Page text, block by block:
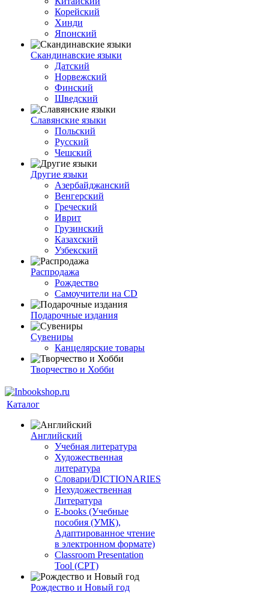
Корейский
Хинди
Японский
Скандинавские языки
Датский
Норвежский
Финский
Шведский
Славянские языки
Польский
Русский
Чешский
Другие языки
Азербайджанский
Венгерский
Греческий
Иврит
Грузинский
Казахский
Узбекский
Распродажа
Рождество
Самоучители на CD
Подарочные издания
Сувениры
Канцелярские товары
Творчество и Хобби
Каталог
Английский
Учебная литература
Художественная
литература
Словари/DICTIONARIES
Нехудожественная
Литература
E-books (Учебные
пособия (УМК),
Адаптированное чтение
в электронном формате)
Classroom Presentation
Tool (CPT)
Рождество и Новый год